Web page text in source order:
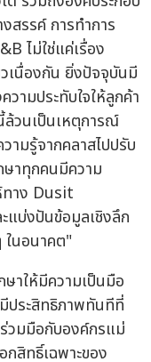
สรรค์ การทำการ
ไม่ใช่แค่เรื่อง
เนื่องกัน ยิ่งปัจจุบันมี
ามประทับใจให้ลูกค้า
ล้วนเป็นเหตุการณ์
ามรู้จากคลาสไปปรับ
ษาทุกคนมีความ
ทาง Dusit
บ่งปันข้อมูลเชิงลึก
ในอนาคต"
าให้มีความเป็นมือ
ประสิทธิภาพทันทีที่
วมมือกับองค์กรแม่
สิทธิ์เฉพาะของ